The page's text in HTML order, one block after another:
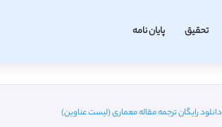
تحقیق پایان نامه
دانلود رایگان ترجمه مقاله معماری (لیست عناوین)